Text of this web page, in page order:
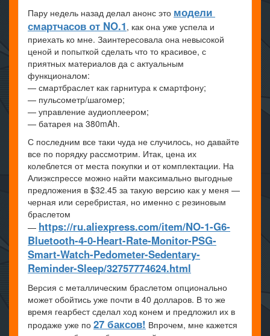
Пару недель назад делал анонс это модели
смартчасов от NO.1, как она уже успела и
приехать ко мне. Заинтересовала она невысокой
ценой и попыткой сделать что то красивое, с
приятных материалов да с актуальным
функционалом:
— смартбраслет как гарнитура к смартфону;
— пульсометр/шагомер;
— управление аудиоплеером;
— батарея на 380mAh.
С последним все таки чуда не случилось, но давайте
все по порядку рассмотрим. Итак, цена их
колеблется от места покупки и от комплектации. На
Алиэкспрессе можно найти максимально выгодные
предложения в $32.45 за такую версию как у меня —
черная или серебристая, но именно с резиновым
браслетом
— https://ru.aliexpress.com/item/NO-1-G6-
Bluetooth-4-0-Heart-Rate-Monitor-PSG-
Smart-Watch-Pedometer-Sedentary-
Reminder-Sleep/32757774624.html
Версия с металлическим браслетом опционально
может обойтись уже почти в 40 долларов. В то же
время геарбест сделал ход конем и предложил их в
продаже уже по 27 баксов! Впрочем, мне кажется